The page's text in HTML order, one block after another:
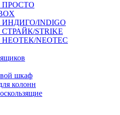
ПРОСТО
ИНДИГО/INDIGO
СТРАЙК/STRIKE
НЕОТЕК/NEOTEC
шкаф
колонн